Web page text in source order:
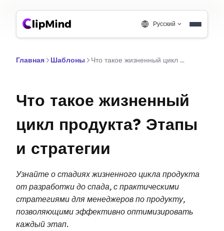
Русский
Главная Шаблоны Что такое жизненный цикл продукта? Этапы и стратегии
Что такое жизненный
цикл продукта? Этапы
и стратегии
Узнайте о стадиях жизненного цикла продукта
от разработки до спада, с практическими
стратегиями для менеджеров по продукту,
позволяющими эффективно оптимизировать
каждый этап.